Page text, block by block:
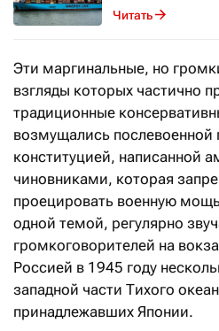
Читать
Эти маргинальные, но
взгляды которых частично
традиционные
возмущались послевоенной
конституцией, написанной
чиновниками, которая
проецировать военную
одной темой, регулярно
громкоговорителей на
Россией в 1945 году
западной части Тихого
принадлежавших Японии.